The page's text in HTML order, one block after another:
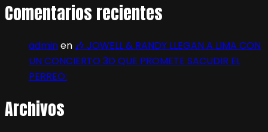
Comentarios recientes
adminen 🎶 JOWELL & RANDY LLEGAN A LIMA CON
UN CONCIERTO 3D QUE PROMETE SACUDIR EL
PERREO:
Archivos